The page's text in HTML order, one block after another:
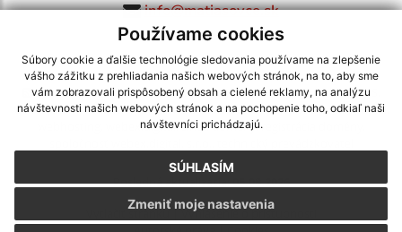
Používame cookies
Súbory cookie a ďalšie technológie sledovania používame na zlepšenie
vášho zážitku z prehliadania našich webových stránok, na to, aby sme
vám zobrazovali prispôsobený obsah a cielené reklamy, na analýzu
návštevnosti našich webových stránok a na pochopenie toho, odkiaľ naši
návštevníci prichádzajú.
SÚHLASÍM
Zmeniť moje nastavenia
info@matiasovce.sk
využite možnosť získavania aktuálnych informácií s využitím RSS
CMS systém (redakčný) systém ECHELON 2,Mapa stránok,web portál
webex.digital, s.r.o.,domény,registrácia domény
Posledná aktualizácia:05.08.2026
Vytlačiť stránku|Vyhlásenie o prístupnosti